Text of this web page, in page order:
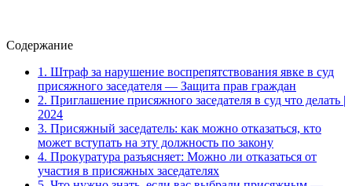
Содержание
1. Штраф за нарушение воспрепятствования явке в суд
присяжного заседателя — Защита прав граждан
2. Приглашение присяжного заседателя в суд что делать |
2024
3. Присяжный заседатель: как можно отказаться, кто
может вступать на эту должность по закону
4. Прокуратура разъясняет: Можно ли отказаться от
участия в присяжных заседателях